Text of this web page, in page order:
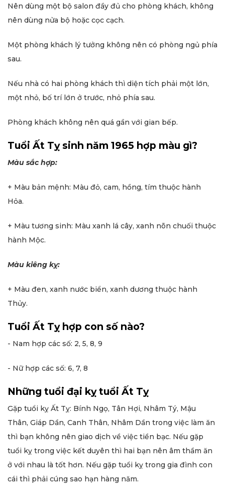
Nên dùng một bộ salon đầy đủ cho phòng khách, không
nên dùng nửa bộ hoặc cọc cạch.
Một phòng khách lý tưởng không nên có phòng ngủ phía
sau.
Nếu nhà có hai phòng khách thì diện tích phải một lớn,
một nhỏ, bố trí lớn ở trước, nhỏ phía sau.
Phòng khách không nên quá gần với gian bếp.
Tuổi Ất Tỵ sinh năm 1965 hợp màu gì?
Màu sắc hợp:
+ Màu bản mệnh: Màu đỏ, cam, hồng, tím thuộc hành
Hỏa.
+ Màu tương sinh: Màu xanh lá cây, xanh nõn chuối thuộc
hành Mộc.
Màu kiêng kỵ:
+ Màu đen, xanh nước biển, xanh dương thuộc hành
Thủy.
Tuổi Ất Tỵ hợp con số nào?
- Nam hợp các số: 2, 5, 8, 9
- Nữ hợp các số: 6, 7, 8
Những tuổi đại kỵ tuổi Ất Tỵ
Gặp tuổi kỵ Ất Tỵ: Bính Ngọ, Tân Hợi, Nhâm Tý, Mậu
Thân, Giáp Dần, Canh Thân, Nhâm Dần trong việc làm ăn
thì bạn không nên giao dịch về việc tiền bạc. Nếu gặp
tuổi kỵ trong việc kết duyên thì hai bạn nên âm thầm ăn
ở với nhau là tốt hơn. Nếu gặp tuổi kỵ trong gia đình con
cái thì phải cúng sao hạn hàng năm.